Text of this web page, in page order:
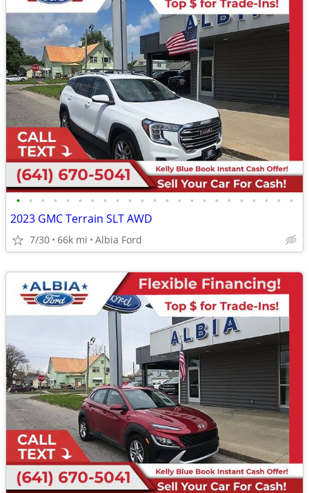
• • • • • • • • • • • • • • • • • • • • • • •
2023 GMC Terrain SLT AWD
7/30 66k mi Albia Ford